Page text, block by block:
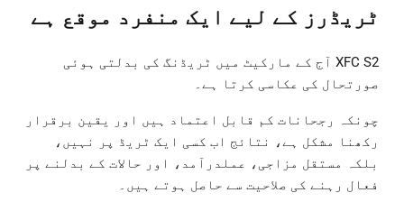
ٹریڈرز کے لیے ایک منفرد موقع ہے
XFC S2 آج کے مارکیٹ میں ٹریڈنگ کی بدلتی ہوئی
صورتحال کی عکاسی کرتا ہے۔
چونکہ رجحانات کم قابل اعتماد ہیں اور یقین برقرار
رکھنا مشکل ہے، نتائج اب کسی ایک ٹریڈ پر نہیں،
بلکہ مستقل مزاجی، عملدرآمد، اور حالات کے بدلنے پر
فعال رہنے کی صلاحیت سے حاصل ہوتے ہیں۔